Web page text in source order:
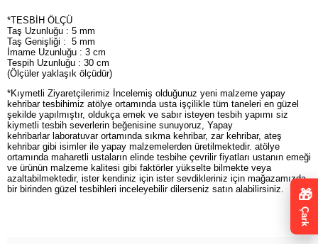
*TESBİH ÖLÇÜ
Taş Uzunluğu : 5 mm
Taş Genişliği : 5 mm
İmame Uzunluğu : 3 cm
Tespih Uzunluğu : 30 cm
(Ölçüler yaklaşık ölçüdür)
*Kıymetli Ziyaretçilerimiz İncelemiş olduğunuz yeni malzeme yapay
kehribar tesbihimiz atölye ortamında usta işçilikle tüm taneleri en güzel
şekilde yapılmıştır, oldukça emek ve sabır isteyen tesbih yapımı siz
kiymetli tesbih severlerin beğenisine sunuyoruz, Yapay
kehribarlar laboratuvar ortamında sıkma kehribar, zar kehribar, ateş
kehribar gibi isimler ile yapay malzemelerden üretilmektedir. atölye
ortamında maharetli ustaların elinde tesbihe çevrilir fiyatları ustanın emeği
ve ürünün malzeme kalitesi gibi faktörler yükselte bilmekte veya
azaltabilmektedir, ister kendiniz için ister sevdikleriniz için mağazamızda
bir birinden güzel tesbihleri inceleyebilir dilerseniz satın alabilirsiniz.
🎁
Çark